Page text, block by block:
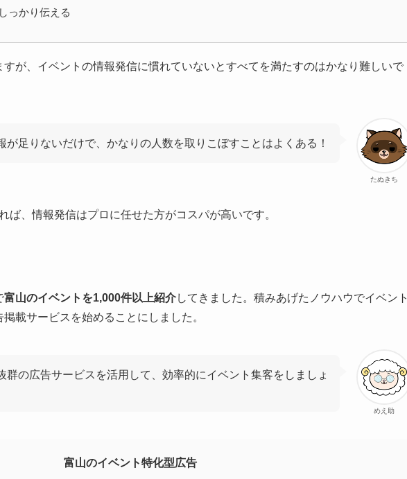
っかり伝える
が、イベントの情報発信に慣れていないとすべてを満たすのはかなり難しいで
たぬきち
が足りないだけで、かなりの人数を取りこぼすことはよくある！
ば、情報発信はプロに任せた方がコスパが高いです。
富山のイベントを1,000件以上紹介してきました。積みあげたノウハウでイベント
載サービスを始めることにしました。
めえ助
群の広告サービスを活用して、効率的にイベント集客をしましょ
富山のイベント特化型広告